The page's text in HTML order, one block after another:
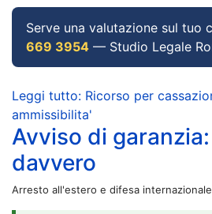
Serve una valutazione sul tuo
669 3954 — Studio Legale
Leggi tutto: Ricorso per
ammissibilita'
Avviso di
davvero
Arresto all'estero e difesa internazionale